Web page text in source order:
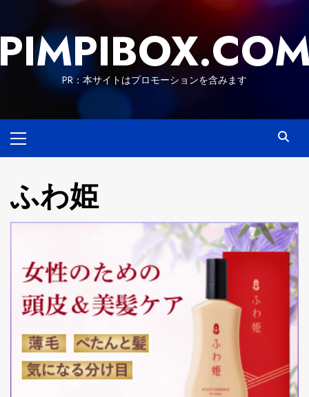
content
PR：本サイトはプロモーションを含みます
Menu
ふわ姫